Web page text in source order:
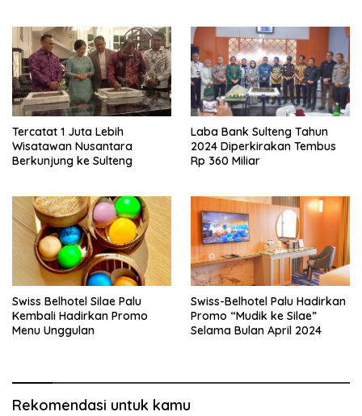
Tercatat 1 Juta Lebih
Wisatawan Nusantara
Berkunjung ke Sulteng
Laba Bank Sulteng Tahun
2024 Diperkirakan Tembus
Rp 360 Miliar
Swiss Belhotel Silae Palu
Kembali Hadirkan Promo
Menu Unggulan
Swiss-Belhotel Palu Hadirkan
Promo “Mudik ke Silae”
Selama Bulan April 2024
Rekomendasi untuk kamu